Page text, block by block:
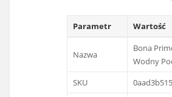
Parametr Wartość
Nazwa
Bona
Wodny
SKU